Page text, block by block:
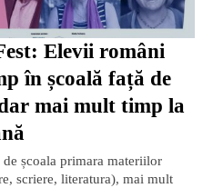
Elevii români
în școală față de
mai mult timp la
școala primara materiilor
scriere, literatura), mai mult